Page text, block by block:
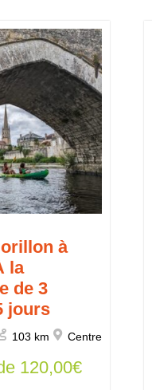
à
la
de 3
jours
103 km Centre
120,00€